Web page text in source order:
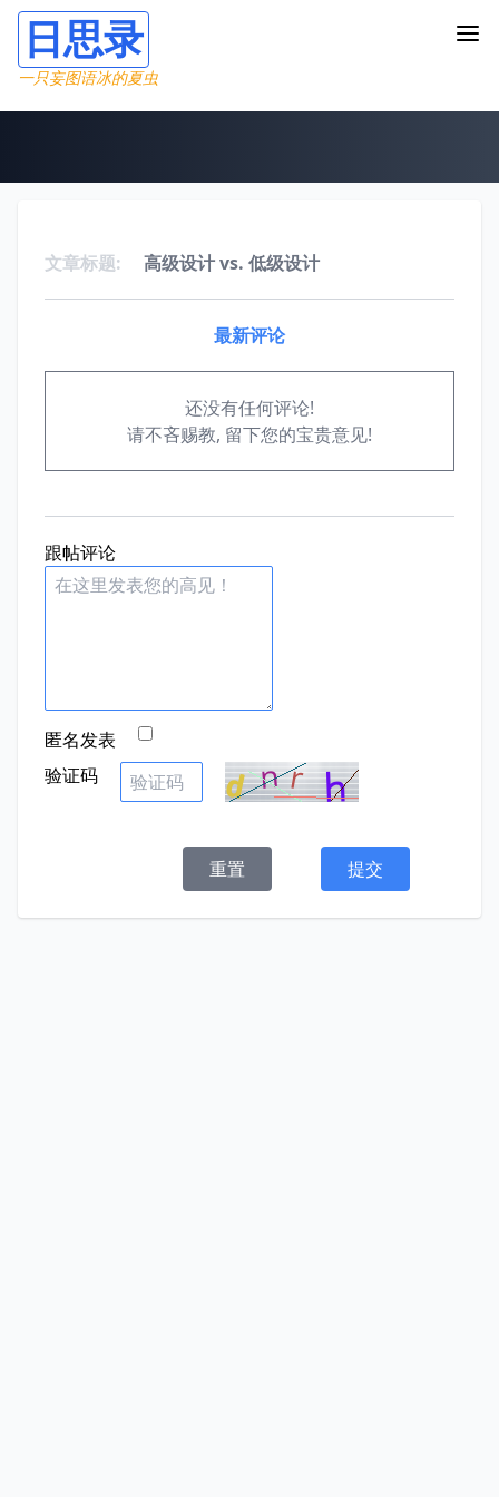
日思录
一只妄图语冰的夏虫
文章标题: 高级设计 vs. 低级设计
最新评论
还没有任何评论!
请不吝赐教, 留下您的宝贵意见!
跟帖评论
匿名发表
验证码
重置 提交